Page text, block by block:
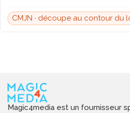
CMJN · découpe au contour du
Magic4media est un fournisseur